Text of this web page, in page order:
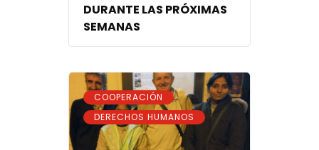
DURANTE LAS PRÓXIMAS
SEMANAS
COOPERACIÓN ,
DERECHOS HUMANOS